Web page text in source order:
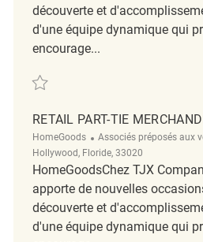
découverte et
d'une équipe dynamique qui
encourage...
Sauvegarder Part-Time Merchandise
RETAIL PART-TIE
HomeGoods Catégorie
Associés préposés aux
Hollywood, Floride, 33020
HomeGoodsChez TJX
apporte de nouvelles
découverte et
d'une équipe dynamique qui